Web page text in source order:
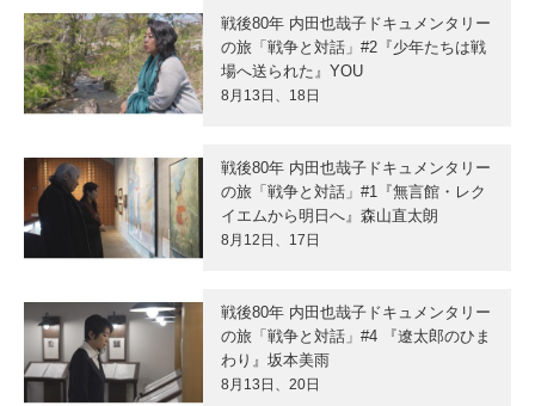
戦後80年 内田也哉子ドキュメンタリー
の旅「戦争と対話」#2『少年たちは戦
場へ送られた』YOU
8月13日、18日
戦後80年 内田也哉子ドキュメンタリー
の旅「戦争と対話」#1『無言館・レク
イエムから明日へ』森山直太朗
8月12日、17日
戦後80年 内田也哉子ドキュメンタリー
の旅「戦争と対話」#4 『遼太郎のひま
わり』坂本美雨
8月13日、20日